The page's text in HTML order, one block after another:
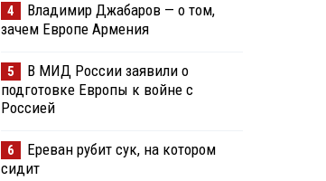
4
Владимир Джабаров — о том,
зачем Европе Армения
5
В МИД России заявили о
подготовке Европы к войне с
Россией
6
Ереван рубит сук, на котором
сидит